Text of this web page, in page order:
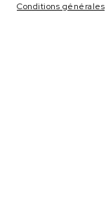
Conditions générales